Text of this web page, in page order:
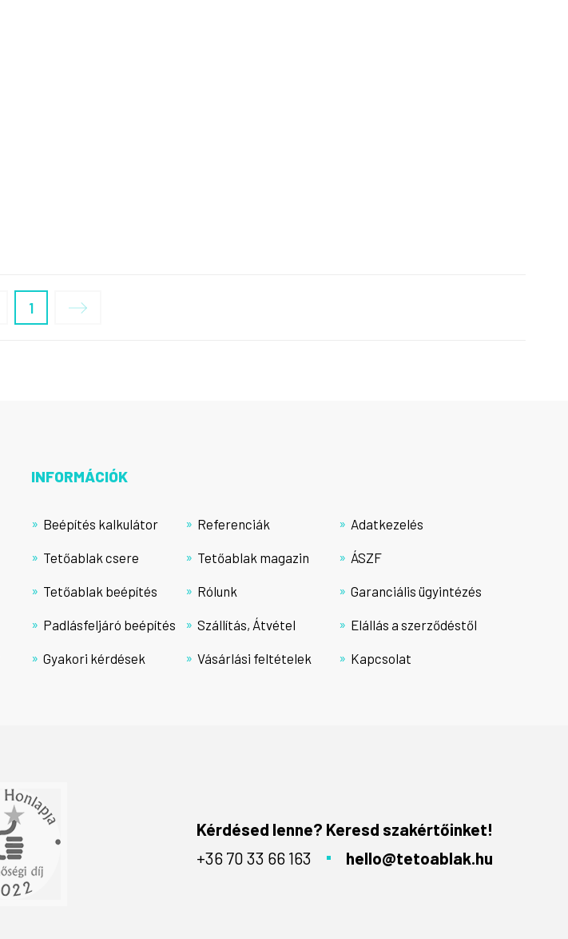
1
INFORMÁCIÓK
Beépítés kalkulátor
Tetőablak csere
Tetőablak beépítés
Padlásfeljáró beépítés
Gyakori kérdések
Referenciák
Tetőablak magazin
Rólunk
Szállítás, Átvétel
Vásárlási feltételek
Adatkezelés
ÁSZF
Garanciális ügyintézés
Elállás a szerződéstől
Kapcsolat
Kérdésed lenne? Keresd szakértőinket!
+36 70 33 66 163
hello@tetoablak.hu